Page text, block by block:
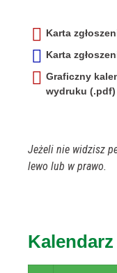
Karta
Karta
Graficzny
wydruku (.pdf)
Jeżeli nie widzisz
lewo lub w prawo.